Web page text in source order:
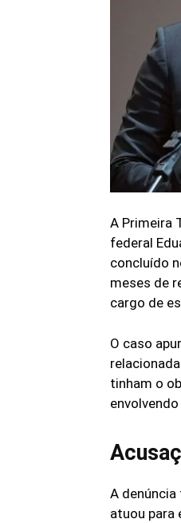
A Primeira
federal
concluído
meses de
cargo de
O caso
tinham o
A denúncia
atuou para